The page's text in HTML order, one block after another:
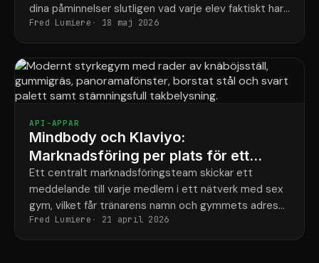
dina påminnelser slutligen vad varje elev faktiskt har
bokat.
Fred Lumiere 18 maj 2026
API-APPAR
Mindbody och Klaviyo:
Marknadsföring per plats för ett
styrkenätverk med 6 gym
Ett centralt marknadsföringsteam skickar ett
meddelande till varje medlem i ett nätverk med sex
gym, vilket får tränarens namn och gymmets adress
fel hälften av gångerna.
Fred Lumiere 21 april 2026